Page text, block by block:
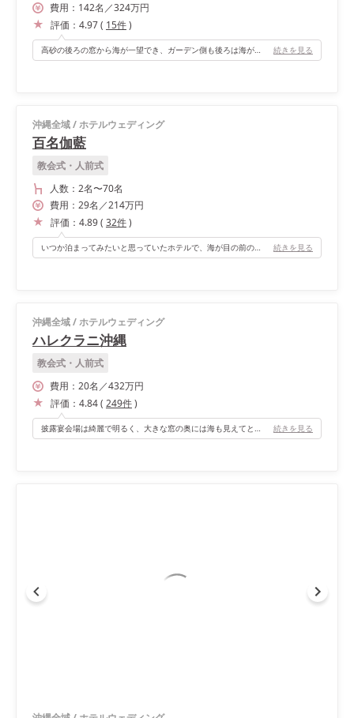
費用： 142名 ／324万円
評価： 4.97( 15件)
高砂の後ろの窓から海が一望でき、ガーデン側も後ろは海が見えます。扉、床、シャンデリア、全て沖縄の琉球と関連づけたものでつくられています。 続きを見る
沖縄全域/ホテルウェディング
百名伽藍
教会式・人前式
人数： 2名〜70名
費用： 29名 ／214万円
評価： 4.89( 32件)
いつか泊まってみたいと思っていたホテルで、海が目の前のリゾート婚でありながら質の高いおもてなしができたことが、良かったです。 続きを見る
沖縄全域/ホテルウェディング
ハレクラニ沖縄
教会式・人前式
費用： 20名 ／432万円
評価： 4.84( 249件)
披露宴会場は綺麗で明るく、大きな窓の奥には海も見えてとても雰囲気も良いです。 バルコニーへ出られるので、お天気のいい日は乾杯のみ外へ出て行ったり、お写真を撮ったりすることもできます。 リゾート感満載な素敵な披露宴会場でした。 続きを見る